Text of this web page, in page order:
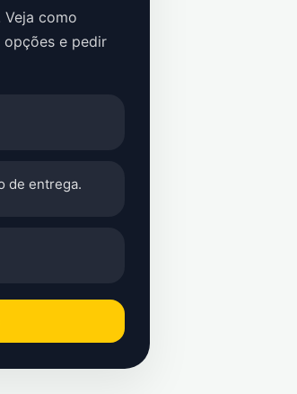
como
opções e pedir
de entrega.